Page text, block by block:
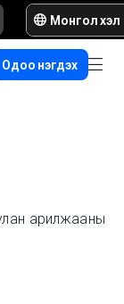
Тусламж ба
Монгол хэл
Одоо нэгдэх
арилжааны